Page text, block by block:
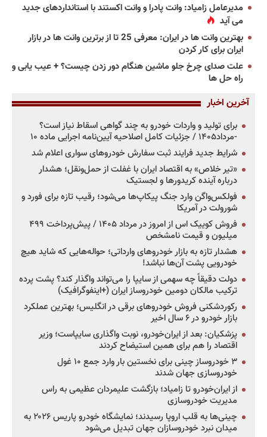
مدیرعامل زامیاد: وانت پادرا و وانت اکستند با استانداردهای جدید
می آید
بهترین وانت ها در ایران: معرفی 25 تا از برترین وانت ها در بازار
ایران برای کار کردن
علت صدای چرخ جلو ماشین هنگام دور زدن چیست؟ + عیب یابی و
راه حل ها
آخرین اخبار
برای تولید و واردات خودرو به چند گواهی اسقاط نیاز است؟
-مرداد۱۴۰۵ / جزئیات کامل اصلاحیه آیین‌نامه اجرایی ماده ۱۰
شرایط جدید فرایند ثبت سفارش خودروهای سواری اعلام شد
«تیر خلاص» به اقتصاد ایران با غفلت از حمل‌ونقل؛ هشدار
درباره آینده کریدورها و لجستیک
فولکس‌واگن وارد جنگ پیکاپ‌ها می‌شود؛ رقیب تازه برای فورد و
شورولت در آمریکا
فروش کوییک اس از امروز در مرداد ۱۴۰۵ / پیش‌پرداخت ۴۹۹
میلیون و قیمت نامشخص
هشدار تازه به بازار خودروهای وارداتی؛ حواله‌هایی که شاید هیچ
خودرویی پشت آن‌ها نباشد!
دولت دقیقاً چه سهمی از سایپا را می‌تواند واگذار کند؟ پشت پرده
ترکیب مالکان دومین خودروساز ایران (+اینفوگرافیک)
رکوردشکنی فروش خودروهای برقی در انگلیس؛ بهترین عملکرد
بازار خودرو در ۶ سال اخیر
پزشکیان: بعد از ایران‌خودرو، نوبت واگذاری سایپاست؛ وزیر
اقتصاد را هم برای همین استیضاح کردند
۳ خودروساز چینی برای نخستین بار وارد جمع ۱۰ غول
خودروسازی جهان شدند
از ایران‌خودرو تا زامیاد؛ بازگشت علیمردان عظیمی به راس
مدیریت خودروسازی
چینی‌ها به قلب اروپا رسیدند؛ نمایشگاه خودرو پاریس ۲۰۲۶ به
میدان نبرد خودروسازان جهان تبدیل می‌شود